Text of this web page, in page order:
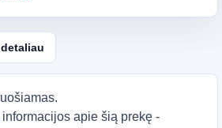
apie šią prekę -